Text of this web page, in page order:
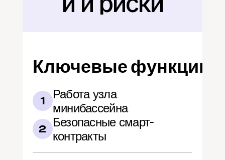
Ключевые функции
1
Работа узла
минибассейна
2
Безопасные смарт-
контракты